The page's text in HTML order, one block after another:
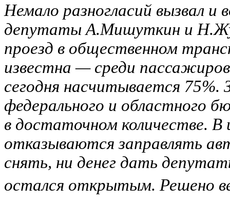
Немало разногласий вызвал
депутаты А.Мишуткин и
проезд в общественном
известна — среди
сегодня насчитывается 75%.
федерального и областного
в достаточном количестве.
отказываются заправлять
снять, ни денег дать
остался открытым. Решено